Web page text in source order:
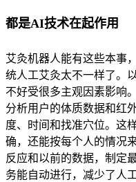
都是AI技术在起作用
艾灸机器人能有这些本事
统人工艾灸太不一样了。
不好受很多主观因素影响
分析用户的体质数据和红
度、时间和找准穴位。这
确，还能按每个人的情况
反应和以前的数据，制定
务能自动进行，减少了人